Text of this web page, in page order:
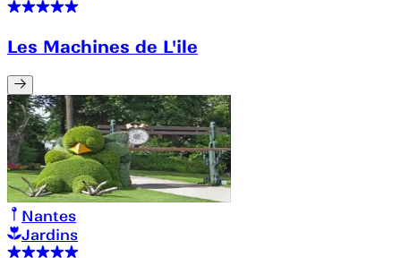
Les Machines de L'ile
Nantes
Jardins